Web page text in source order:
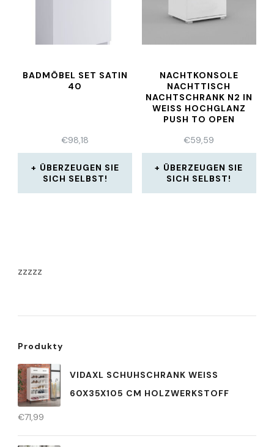
BADMÖBEL SET SATIN
40
€98,18
ÜBERZEUGEN SIE
SICH SELBST!
NACHTKONSOLE
NACHTTISCH
NACHTSCHRANK N2 IN
WEISS HOCHGLANZ P
USH TO OPEN
€59,59
ÜBERZEUGEN SIE
SICH SELBST!
zzzzz
Produkty
VIDAXL SCHUHSCHRANK WEISS 6
0X35X105 CM HOLZWERKSTOFF
€71,99